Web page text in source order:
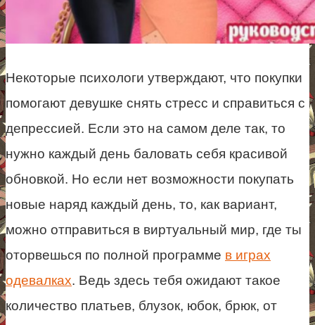
Некоторые психологи утверждают, что покупки
помогают девушке снять стресс и справиться с
депрессией. Если это на самом деле так, то
нужно каждый день баловать себя красивой
обновкой. Но если нет возможности покупать
новые наряд каждый день, то, как вариант,
можно отправиться в виртуальный мир, где ты
оторвешься по полной программе в играх
одевалках. Ведь здесь тебя ожидают такое
количество платьев, блузок, юбок, брюк, от